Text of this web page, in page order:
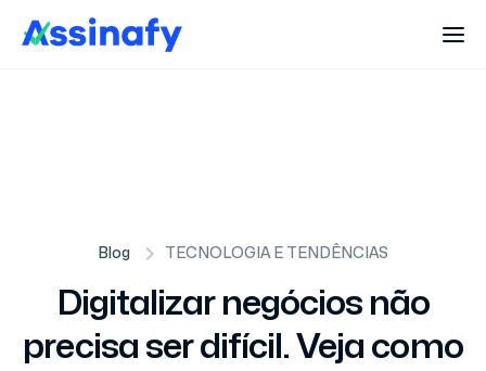
Blog TECNOLOGIA E TENDÊNCIAS
Digitalizar negócios não
precisa ser difícil. Veja como